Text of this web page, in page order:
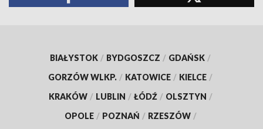
BIAŁYSTOK / BYDGOSZCZ / GDAŃSK /
GORZÓW WLKP. / KATOWICE / KIELCE /
KRAKÓW / LUBLIN / ŁÓDŹ / OLSZTYN /
OPOLE / POZNAŃ / RZESZÓW /